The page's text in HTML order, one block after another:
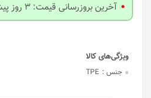
آخرین بروزرسانی قیمت: 3 روز پیش
جنس : TPE